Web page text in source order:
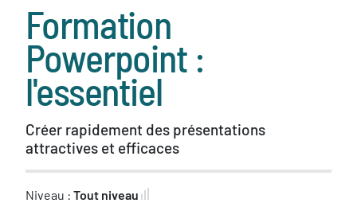
Formation
Powerpoint :
l'essentiel
Créer rapidement des présentations
attractives et efficaces
Niveau : Tout niveau